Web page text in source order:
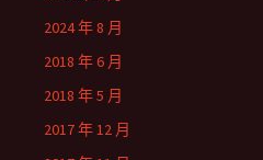
2024 年 8 月
2018 年 6 月
2018 年 5 月
2017 年 12 月